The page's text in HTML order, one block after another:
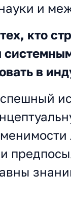
и
кто
в